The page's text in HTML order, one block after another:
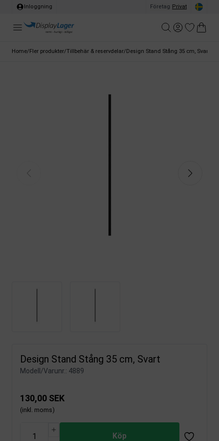
Inloggning Företag Privat
Home/Fler produkter/Tillbehär & reservdelar/Design Stand Stång 35 cm, Svart
Design Stand Stång 35 cm, Svart
Modell/Varunr.: 4889
130,00 SEK
(inkl. moms)
Köp